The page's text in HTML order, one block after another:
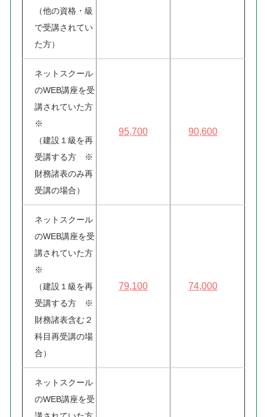
（他の資格・級
で受講されてい
た方）
ネットスクール
のWEB講座を受
講されていた方
※
（建設１級を再
受講する方 ※
財務諸表のみ再
受講の場合）
95,700 90,600
ネットスクール
のWEB講座を受
講されていた方
※
（建設１級を再
受講する方 ※
財務諸表含む２
科目再受講の場
合）
79,100 74,000
ネットスクール
のWEB講座を受